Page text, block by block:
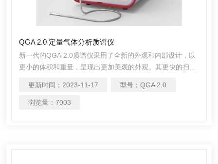
QGA 2.0 定量气体分析质谱仪
新一代的QGA 2.0质谱仪采用了全新的外观和内部设计，以
更小的体积和重量，呈现出更加美观的外观。其更快的扫描
并覆盖了从100ppb到100%的扫描范围。
更新时间： 2023-11-17 型号：QGA 2.0
浏览量： 7003